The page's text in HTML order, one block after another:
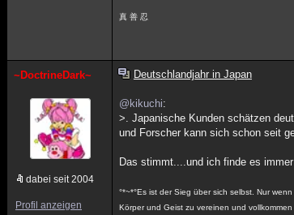
真 善 忍
~DoctrineDark~
dabei seit 2004
Profil anzeigen
Deutschlandjahr in Japan
@kikuchi:
>. Japanische Kunden schätzen
und Forscher kann sich schon seit
Das stimmt....und ich finde es
°*~*°Es ist der Sieg über sich selbst. Nur
Körper und Geist zu vereinen und